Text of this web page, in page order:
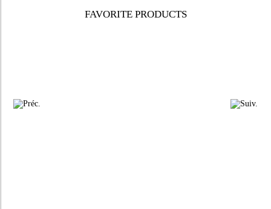
FAVORITE PRODUCTS